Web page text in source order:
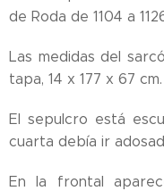
de Roda de 1104 a
Las medidas del
tapa, 14 x 177 x 67 cm.
El sepulcro está
cuarta debía ir
En la frontal